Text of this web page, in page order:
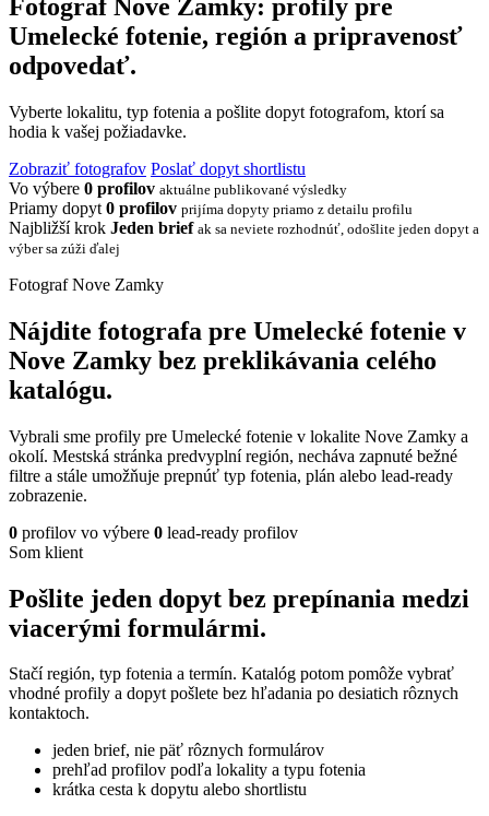
Fotograf Nove Zamky: profily pre
Umelecké fotenie, región a pripravenosť
odpovedať.
Vyberte lokalitu, typ fotenia a pošlite dopyt fotografom, ktorí sa
hodia k vašej požiadavke.
Zobraziť fotografov Poslať dopyt shortlistu
Vo výbere 0 profilov aktuálne publikované výsledky
Priamy dopyt 0 profilov prijíma dopyty priamo z detailu profilu
Najbližší krok Jeden brief ak sa neviete rozhodnúť, odošlite jeden dopyt a
výber sa zúži ďalej
Fotograf Nove Zamky
Nájdite fotografa pre Umelecké fotenie v
Nove Zamky bez preklikávania celého
katalógu.
Vybrali sme profily pre Umelecké fotenie v lokalite Nove Zamky a
okolí. Mestská stránka predvyplní región, necháva zapnuté bežné
filtre a stále umožňuje prepnúť typ fotenia, plán alebo lead-ready
zobrazenie.
0 profilov vo výbere 0 lead-ready profilov
Som klient
Pošlite jeden dopyt bez prepínania medzi
viacerými formulármi.
Stačí región, typ fotenia a termín. Katalóg potom pomôže vybrať
vhodné profily a dopyt pošlete bez hľadania po desiatich rôznych
kontaktoch.
jeden brief, nie päť rôznych formulárov
prehľad profilov podľa lokality a typu fotenia
krátka cesta k dopytu alebo shortlistu